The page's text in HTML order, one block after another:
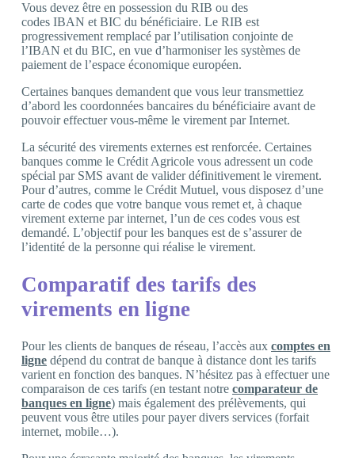
Vous devez être en possession du RIB ou des
codes IBAN et BIC du bénéficiaire. Le RIB est
progressivement remplacé par l’utilisation conjointe de
l’IBAN et du BIC, en vue d’harmoniser les systèmes de
paiement de l’espace économique européen.
Certaines banques demandent que vous leur transmettiez
d’abord les coordonnées bancaires du bénéficiaire avant de
pouvoir effectuer vous-même le virement par Internet.
La sécurité des virements externes est renforcée. Certaines
banques comme le Crédit Agricole vous adressent un code
spécial par SMS avant de valider définitivement le virement.
Pour d’autres, comme le Crédit Mutuel, vous disposez d’une
carte de codes que votre banque vous remet et, à chaque
virement externe par internet, l’un de ces codes vous est
demandé. L’objectif pour les banques est de s’assurer de
l’identité de la personne qui réalise le virement.
Comparatif des tarifs des
virements en ligne
Pour les clients de banques de réseau, l’accès aux comptes en
ligne dépend du contrat de banque à distance dont les tarifs
varient en fonction des banques. N’hésitez pas à effectuer une
comparaison de ces tarifs (en testant notre comparateur de
banques en ligne) mais également des prélèvements, qui
peuvent vous être utiles pour payer divers services (forfait
internet, mobile…).